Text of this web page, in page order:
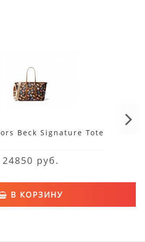
Beck Signature Tote
24850 руб.
В КОРЗИНУ